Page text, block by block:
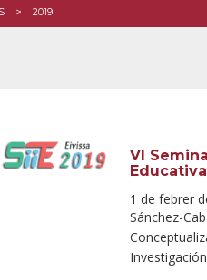
2019
VI
1 de febrer
Sánchez-